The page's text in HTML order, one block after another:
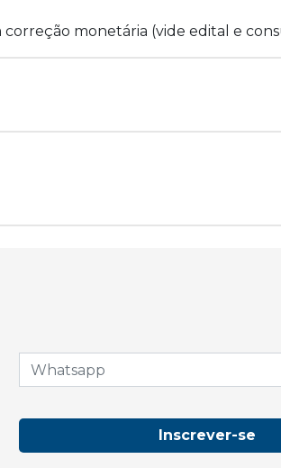
correção monetária (vide edital e
Inscrever-se